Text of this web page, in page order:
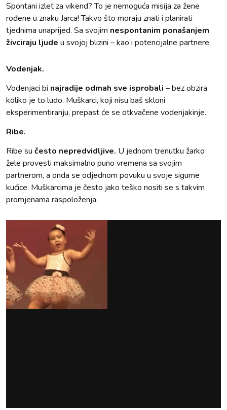
Spontani izlet za vikend? To je nemoguća misija za žene
rođene u znaku Jarca! Takvo što moraju znati i planirati
tjednima unaprijed. Sa svojim nespontanim ponašanjem
živciraju ljude u svojoj blizini – kao i potencijalne partnere.
Vodenjak.
Vodenjaci bi najradije odmah sve isprobali – bez obzira
koliko je to ludo. Muškarci, koji nisu baš skloni
eksperimentiranju, prepast će se otkvačene vodenjakinje.
Ribe.
Ribe su često nepredvidljive. U jednom trenutku žarko
žele provesti maksimalno puno vremena sa svojim
partnerom, a onda se odjednom povuku u svoje sigurne
kućice. Muškarcima je često jako teško nositi se s takvim
promjenama raspoloženja.